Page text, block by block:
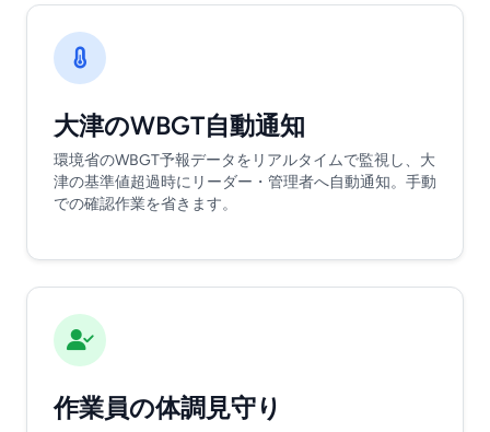
大津のWBGT自動通知
環境省のWBGT予報データをリアルタイムで監視し、大
津の基準値超過時にリーダー・管理者へ自動通知。手動
での確認作業を省きます。
作業員の体調見守り